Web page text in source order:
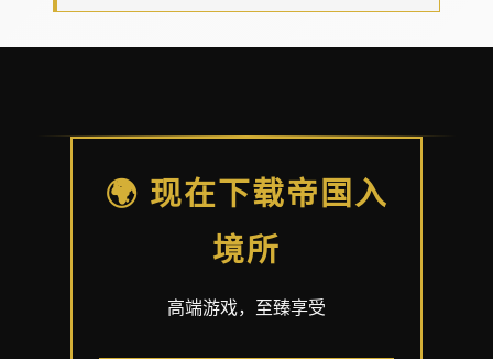
🌍 现在下载帝国入
境所
高端游戏，至臻享受